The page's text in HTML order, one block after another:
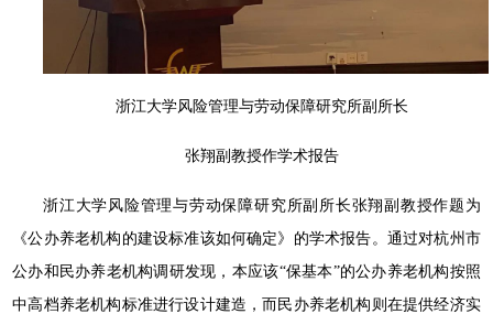
浙江大学风险管理与劳动保障研究所副所长
张翔副教授作学术报告
浙江大学风险管理与劳动保障研究所副所长张翔副教授作题为
《公办养老机构的建设标准该如何确定》的学术报告。通过对杭州市
公办和民办养老机构调研发现，本应该“保基本”的公办养老机构按照
中高档养老机构标准进行设计建造，而民办养老机构则在提供经济实